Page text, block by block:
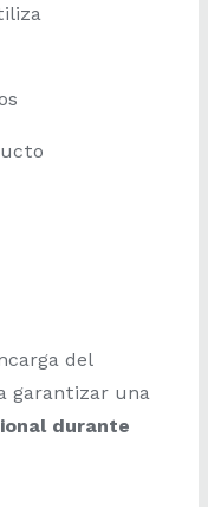
del
garantizar una
durante